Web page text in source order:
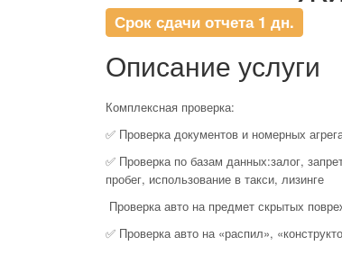
Срок сдачи отчета 1 дн.
Описание услуги
Комплексная проверка:
✅ Проверка документов и номерных
✅ Проверка по базам данных:залог,
пробег, использование в такси, лизинге
Проверка авто на предмет скрытых
✅ Проверка авто на «распил»,